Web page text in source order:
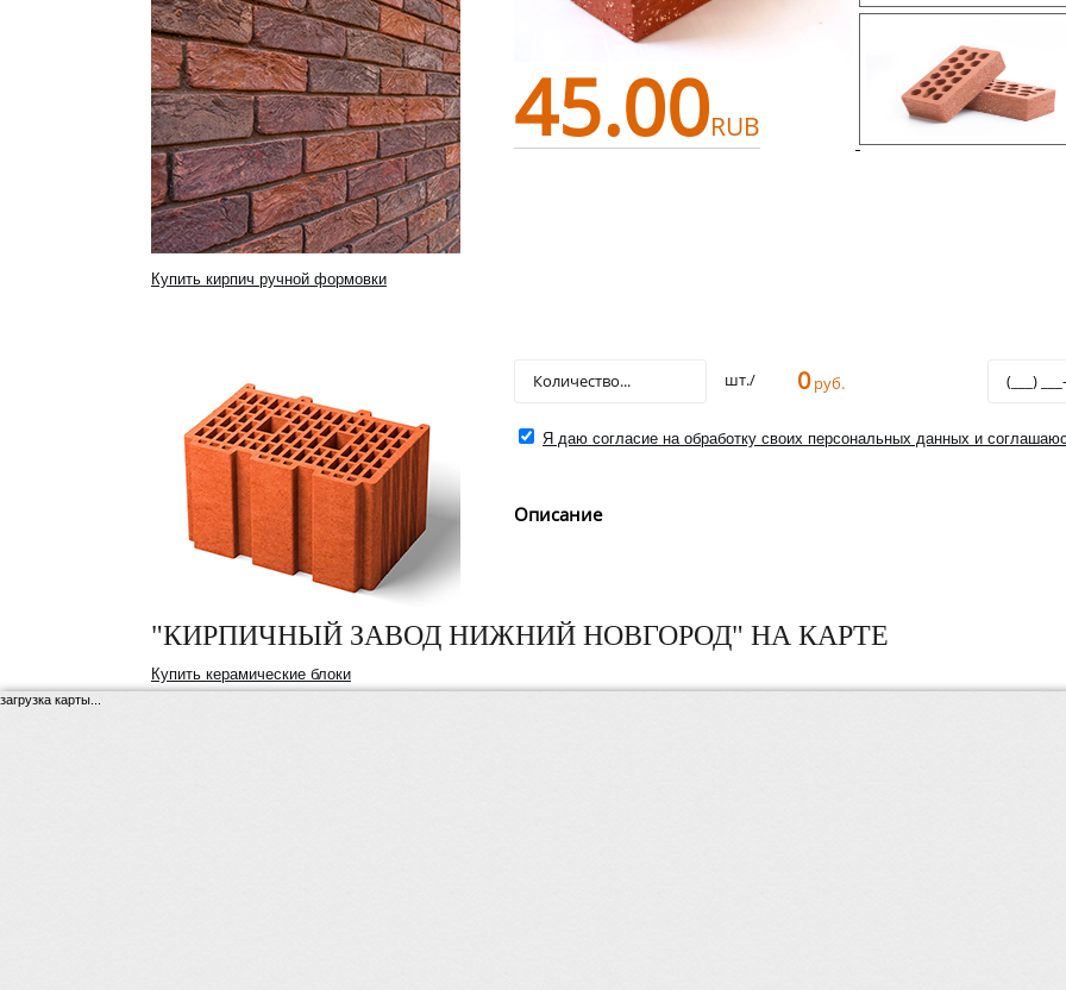
Купить кирпич ручной формовки
Купить керамические блоки
45.00RUB
шт./ 0руб.
Я даю согласие на обработку своих персональных данных и
Описание
"КИРПИЧНЫЙ ЗАВОД НИЖНИЙ НОВГОРОД" НА КАРТЕ
загрузка карты...